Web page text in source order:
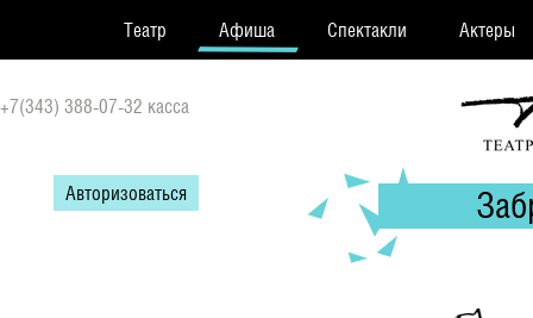
Театр Афиша Спектакли Актеры
Авторизоваться
+7(343) 388-07-32 касса